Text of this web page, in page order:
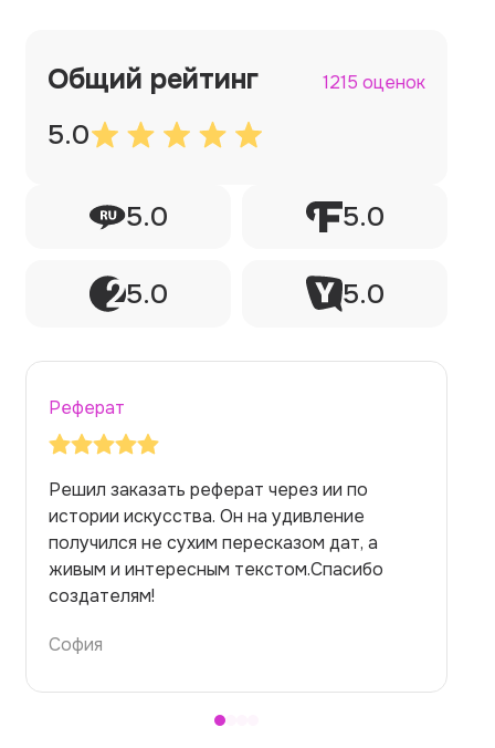
Общий рейтинг 1215 оценок
5.0
5.0 5.0
5.0 5.0
Реферат
Решил заказать реферат через ии по
истории искусства. Он на удивление
получился не сухим пересказом дат, а
живым и интересным текстом.Спасибо
создателям!
София